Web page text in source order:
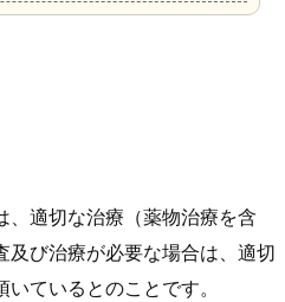
、適切な治療（薬物治療を含
及び治療が必要な場合は、適切
ているとのことです。